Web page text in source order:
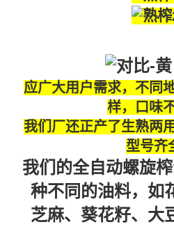
应广大用户需求，不同
样，口味
我们厂还正产了生熟两
型号齐
我们的全自动螺旋
种不同的油料，如
芝麻、葵花籽、大